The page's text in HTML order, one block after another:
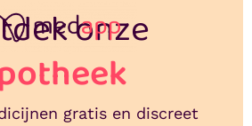
onze
gratis en discreet